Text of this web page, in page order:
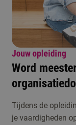
Jouw opleiding
Word
Tijdens de
je vaardigheden